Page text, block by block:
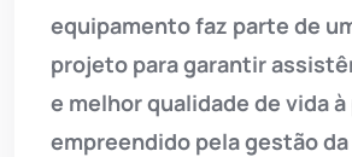
equipamento faz parte de
projeto para garantir
e melhor qualidade de vida
empreendido pela gestão